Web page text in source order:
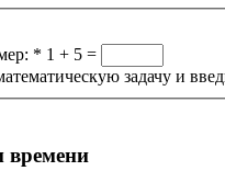
* 1 + 5 =
задачу и
времени